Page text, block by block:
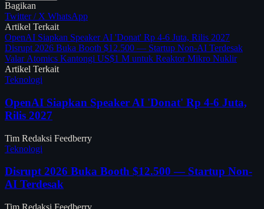
Bagikan
Twitter / X WhatsApp
Artikel Terkait
OpenAI Siapkan Speaker AI 'Donat' Rp 4-6 Juta, Rilis 2027
Disrupt 2026 Buka Booth $12.500 — Startup Non-AI Terdesak
Valar Atomics Kantongi US$1 M untuk Reaktor Mikro Nuklir
Artikel Terkait
Teknologi
OpenAI Siapkan Speaker AI 'Donat' Rp 4-6 Juta,
Rilis 2027
Tim Redaksi Feedberry
Teknologi
Disrupt 2026 Buka Booth $12.500 — Startup Non-
AI Terdesak